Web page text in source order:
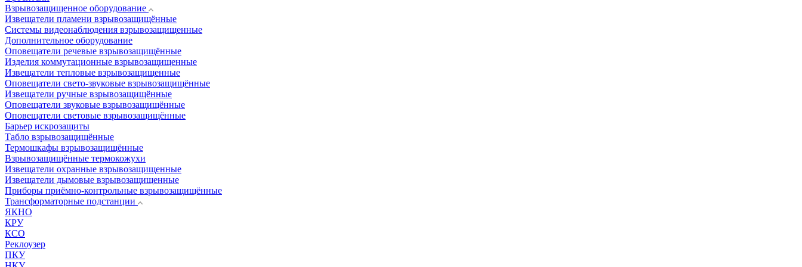
Взрывозащищенное оборудование
Извещатели пламени взрывозащищённые
Системы видеонаблюдения взрывозащищенные
Дополнительное оборудование
Оповещатели речевые взрывозащищённые
Изделия коммутационные взрывозащищенные
Извещатели тепловые взрывозащищенные
Оповещатели свето-звуковые взрывозащищённые
Извещатели ручные взрывозащищённые
Оповещатели звуковые взрывозащищённые
Оповещатели световые взрывозащищённые
Барьер искрозащиты
Табло взрывозащищённые
Термошкафы взрывозащищённые
Взрывозащищённые термокожухи
Извещатели охранные взрывозащищенные
Извещатели дымовые взрывозащищенные
Приборы приёмно-контрольные взрывозащищённые
Трансформаторные подстанции
ЯКНО
КРУ
КСО
Реклоузер
ПКУ